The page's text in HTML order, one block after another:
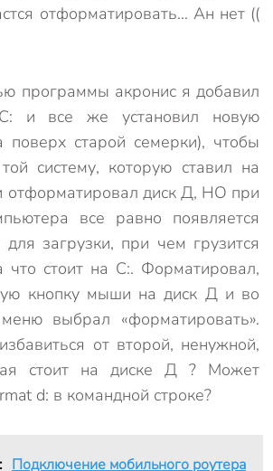
отформатировать… Ан нет ((
программы акронис я добавил
и все же установил новую
поверх старой семерки), чтобы
систему, которую ставил на
отформатировал диск Д, НО при
все равно появляется
загрузки, при чем грузится
что стоит на С:. Форматировал,
кнопку мыши на диск Д и во
выбрал «форматировать».
от второй, ненужной,
стоит на диске Д ? Может
d: в командной строке?
Подключение мобильного роутера